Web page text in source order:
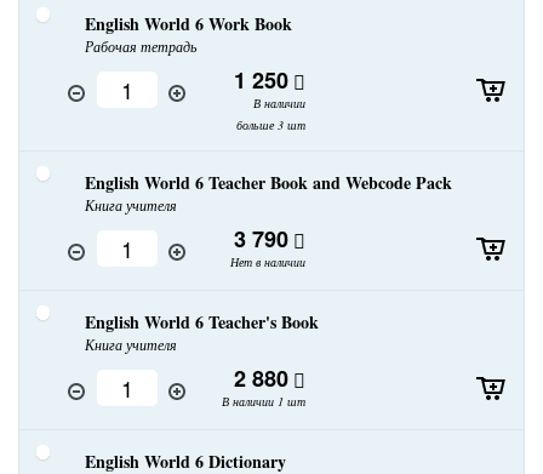
English World 6 Work Book
Рабочая тетрадь
1 250
В наличии
больше 3 шт
English World 6 Teacher Book and Webcode Pack
Книга учителя
3 790
Нет в наличии
English World 6 Teacher's Book
Книга учителя
2 880
В наличии 1 шт
English World 6 Dictionary